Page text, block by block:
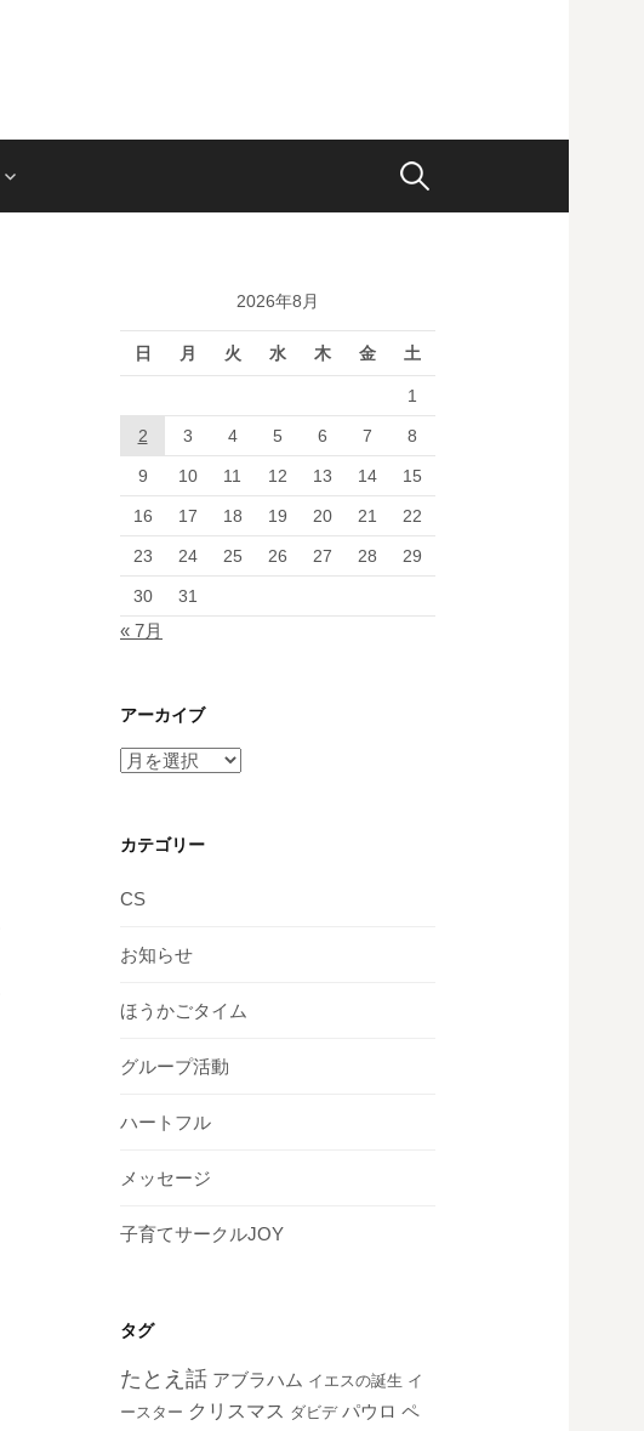
検
2026年8月
日 月 火 水 木 金 土
1
2 3 4 5 6 7 8
9 10 11 12 13 14 15
16 17 18 19 20 21 22
23 24 25 26 27 28 29
30 31
« 7月
アーカイブ
ア
イ
カテゴリー
CS
お知らせ
ほうかごタイム
グループ活動
ハートフル
メッセージ
子育てサークルJOY
タグ
たとえ話 アブラハム イエスの誕生 イ
ースター クリスマス ダビデ パウロ ペ